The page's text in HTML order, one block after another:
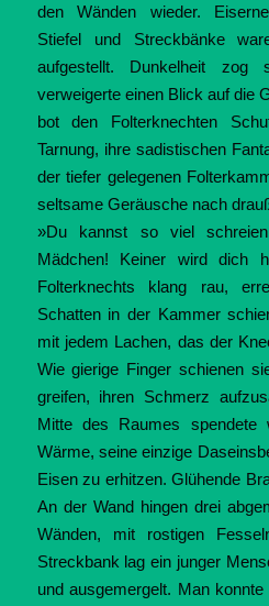
den Wänden wieder.
Stiefel und Streckbänke
aufgestellt. Dunkelheit
verweigerte einen Blick auf die
bot den Folterknechten
Tarnung, ihre sadistischen
der tiefer gelegenen
seltsame Geräusche nach
»Du kannst so viel
Mädchen! Keiner wird dich
Folterknechts klang rau,
Schatten in der Kammer
mit jedem Lachen, das der
Wie gierige Finger schienen
greifen, ihren Schmerz
Mitte des Raumes spendete
Wärme, seine einzige
Eisen zu erhitzen. Glühende
An der Wand hingen drei
Wänden, mit rostigen
Streckbank lag ein junger
und ausgemergelt. Man